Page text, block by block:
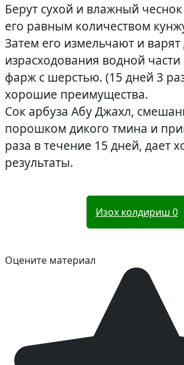
Берут сухой и влажный
его равным количеством
Затем его измельчают и варят
израсходования водной
фарж с шерстью. (15 дней 3
хорошие преимущества.
Сок арбуза Абу Джахл,
порошком дикого тмина и
раза в течение 15 дней, дает
результаты.
Изох колдириш 0
Оцените материал